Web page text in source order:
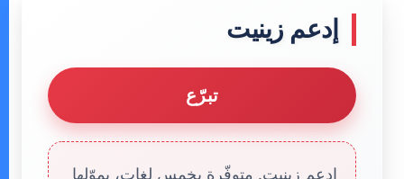
إدعم زينيت
تبرّع
إدعم زينيت. متوفّرة بخمس لغات، يموّلها